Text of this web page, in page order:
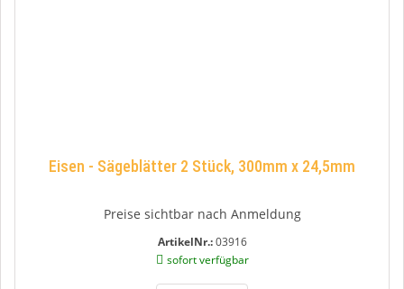
Eisen - Sägeblätter 2 Stück, 300mm x 24,5mm
Preise sichtbar nach Anmeldung
ArtikelNr.:03916
sofort verfügbar